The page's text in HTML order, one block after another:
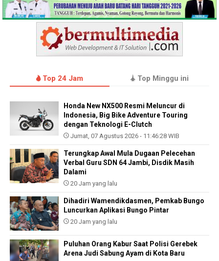
Top 24 Jam Top Minggu ini
Honda New NX500 Resmi Meluncur di
Indonesia, Big Bike Adventure Touring
dengan Teknologi E-Clutch
Jumat, 07 Agustus 2026 - 11:46:28 WIB
Terungkap Awal Mula Dugaan Pelecehan
Verbal Guru SDN 64 Jambi, Disdik Masih
Dalami
20 Jam yang lalu
Dihadiri Wamendikdasmen, Pemkab Bungo
Luncurkan Aplikasi Bungo Pintar
20 Jam yang lalu
Puluhan Orang Kabur Saat Polisi Gerebek
Arena Judi Sabung Ayam di Kota Baru